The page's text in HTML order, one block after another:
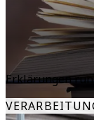
Erklärungen